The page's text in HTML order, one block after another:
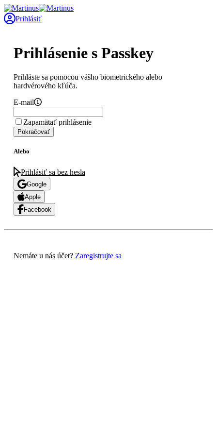
Prihlásiť
Prihlásenie s Passkey
Prihláste sa pomocou vášho biometrického alebo
hardvérového kľúča.
E-mail
Zapamätať prihlásenie
Pokračovať
Alebo
Prihlásiť sa bez hesla
Google
Apple
Facebook
Nemáte u nás účet? Zaregistrujte sa